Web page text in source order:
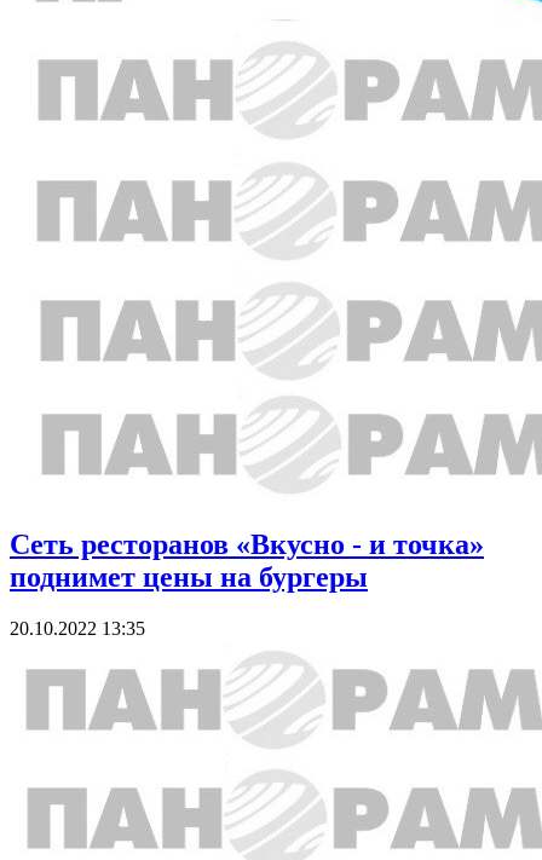
Сеть ресторанов «Вкусно - и точка»
поднимет цены на бургеры
20.10.2022 13:35